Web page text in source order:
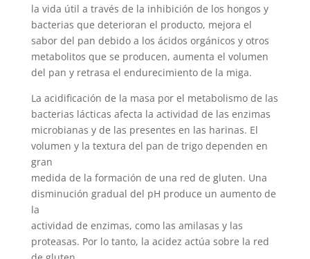
la vida útil a través de la inhibición de los hongos y
bacterias que deterioran el producto, mejora el
sabor del pan debido a los ácidos orgánicos y otros
metabolitos que se producen, aumenta el volumen
del pan y retrasa el endurecimiento de la miga.
La acidificación de la masa por el metabolismo de las
bacterias lácticas afecta la actividad de las enzimas
microbianas y de las presentes en las harinas. El
volumen y la textura del pan de trigo dependen en
gran
medida de la formación de una red de gluten. Una
disminución gradual del pH produce un aumento de
la
actividad de enzimas, como las amilasas y las
proteasas. Por lo tanto, la acidez actúa sobre la red